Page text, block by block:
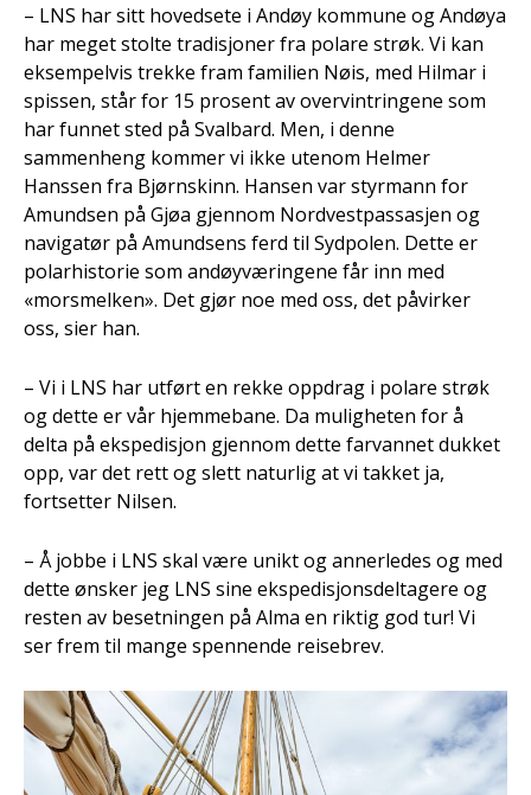
– LNS har sitt hovedsete i Andøy kommune og Andøya
har meget stolte tradisjoner fra polare strøk. Vi kan
eksempelvis trekke fram familien Nøis, med Hilmar i
spissen, står for 15 prosent av overvintringene som
har funnet sted på Svalbard. Men, i denne
sammenheng kommer vi ikke utenom Helmer
Hanssen fra Bjørnskinn. Hansen var styrmann for
Amundsen på Gjøa gjennom Nordvestpassasjen og
navigatør på Amundsens ferd til Sydpolen. Dette er
polarhistorie som andøyværingene får inn med
«morsmelken». Det gjør noe med oss, det påvirker
oss, sier han.
– Vi i LNS har utført en rekke oppdrag i polare strøk
og dette er vår hjemmebane. Da muligheten for å
delta på ekspedisjon gjennom dette farvannet dukket
opp, var det rett og slett naturlig at vi takket ja,
fortsetter Nilsen.
– Å jobbe i LNS skal være unikt og annerledes og med
dette ønsker jeg LNS sine ekspedisjonsdeltagere og
resten av besetningen på Alma en riktig god tur! Vi
ser frem til mange spennende reisebrev.